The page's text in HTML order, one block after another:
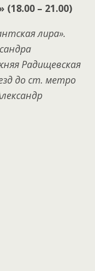
– 21.00)
лира».
Радищевская
до ст. метро